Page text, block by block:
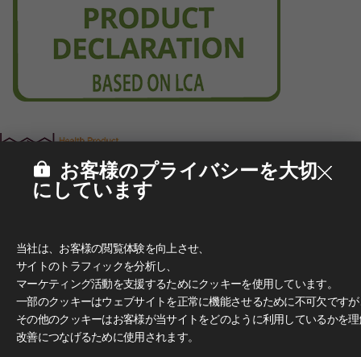
お客様のプライバシーを大切
にしています
当社は、お客様の閲覧体験を向上させ、
サイトのトラフィックを分析し、
マーケティング活動を支援するためにクッキーを使用しています。
一部のクッキーはウェブサイトを正常に機能させるために不可欠です
その他のクッキーはお客様が当サイトをどのように利用しているかを
改善につなげるために使用されます。